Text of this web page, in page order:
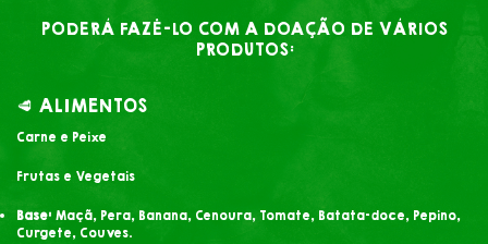
PODERÁ FAZÊ-LO COM A DOAÇÃO DE VÁRIOS
PRODUTOS:
🥩 ALIMENTOS
Carne e Peixe
Frutas e Vegetais
Base: Maçã, Pera, Banana, Cenoura, Tomate, Batata-doce, Pepino,
Curgete, Couves.